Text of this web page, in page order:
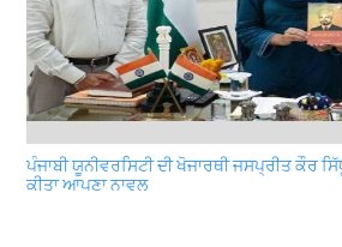
ਪੰਜਾਬੀ ਯੂਨੀਵਰਸਿਟੀ ਦੀ ਖੋਜਾਰਥੀ ਜਸਪ੍ਰੀਤ ਕੌਰ
ਕੀਤਾ ਆਪਣਾ ਨਾਵਲ